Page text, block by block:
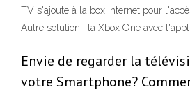
TV s'ajoute à la box internet pour
Autre solution : la Xbox One avec
Envie de regarder la
votre Smartphone?